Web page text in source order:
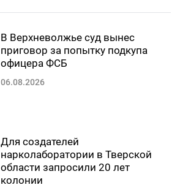
В Верхневолжье суд вынес
приговор за попытку подкупа
офицера ФСБ
06.08.2026
Для создателей
нарколаборатории в Тверской
области запросили 20 лет
колонии